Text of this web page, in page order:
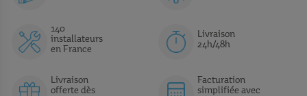
140
installateurs
en France
Livraison
24h/48h
Livraison
offerte dès
Facturation
simplifiée avec